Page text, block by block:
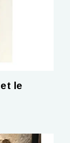
le